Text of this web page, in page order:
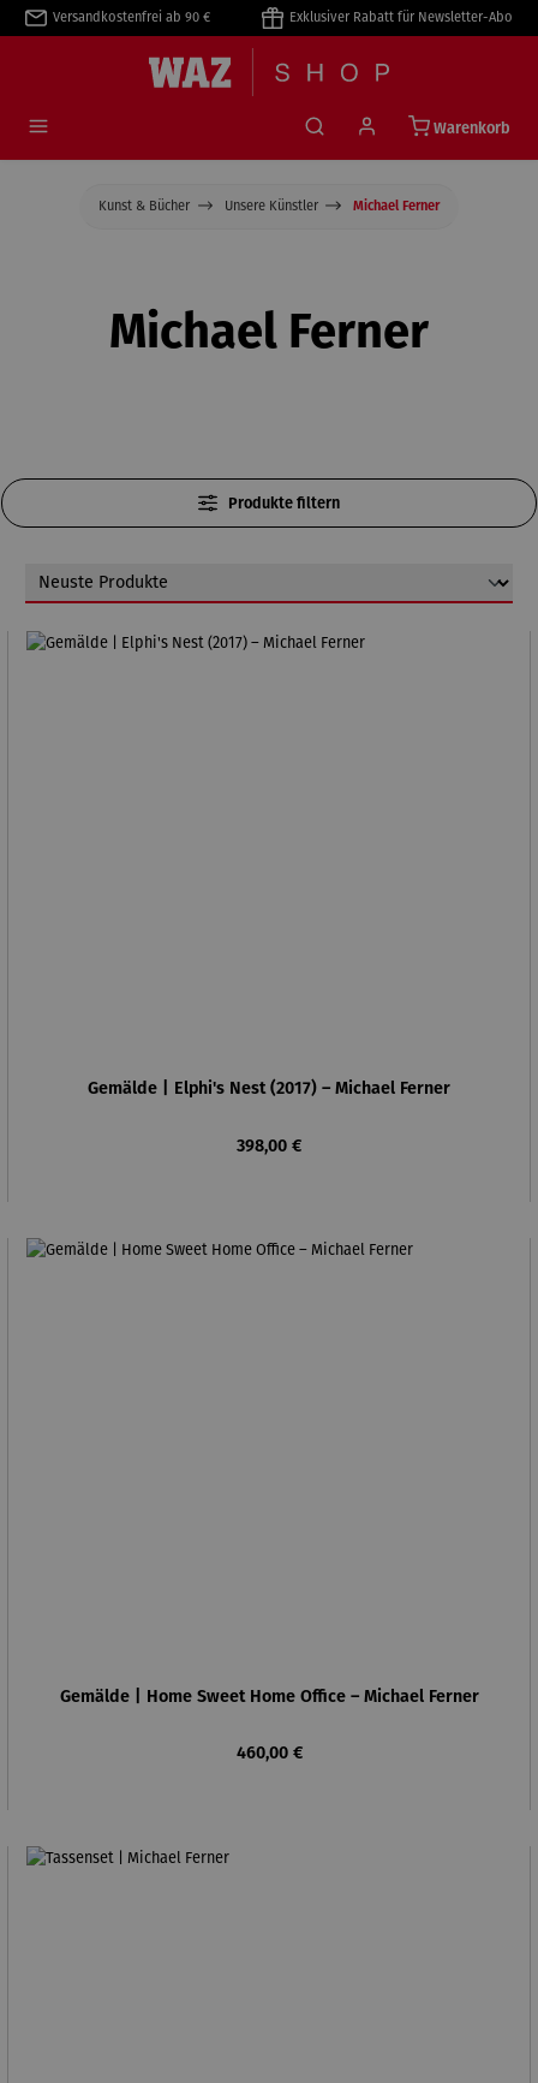
springen
Versandkostenfrei ab 90 € Exklusiver Rabatt für Newsletter-Abo
Warenkorb
Kunst & Bücher Unsere Künstler Michael Ferner
Michael Ferner
Produkte filtern
Gemälde | Elphi's Nest (2017) – Michael Ferner
Regulärer Preis:
398,00 €
Gemälde | Home Sweet Home Office – Michael Ferner
Regulärer Preis:
460,00 €